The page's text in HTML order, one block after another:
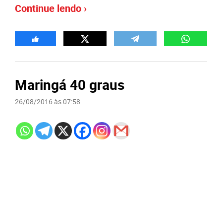
Continue lendo ›
Maringá 40 graus
26/08/2016 às 07:58